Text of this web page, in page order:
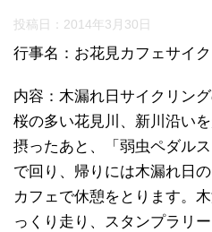
投稿日： 2014年3月30日
行事名：お花見カフェサイ
内容：木漏れ日サイクリン
桜の多い花見川、新川沿い
摂ったあと、「弱虫ペダル
で回り、帰りには木漏れ日
カフェで休憩をとります。
っくり走り、スタンプラリ